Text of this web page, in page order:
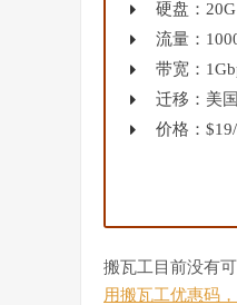
硬盘：20G
流量：
带宽：
迁移：美
价格：
搬瓦工目前没有
用搬瓦工优惠码